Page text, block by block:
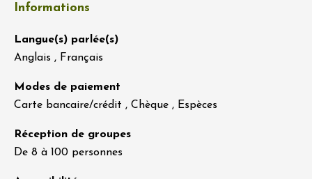
Informations
Langue(s) parlée(s)
Anglais , Français
Modes de paiement
Carte bancaire/crédit , Chèque , Espèces
Réception de groupes
De 8 à 100 personnes